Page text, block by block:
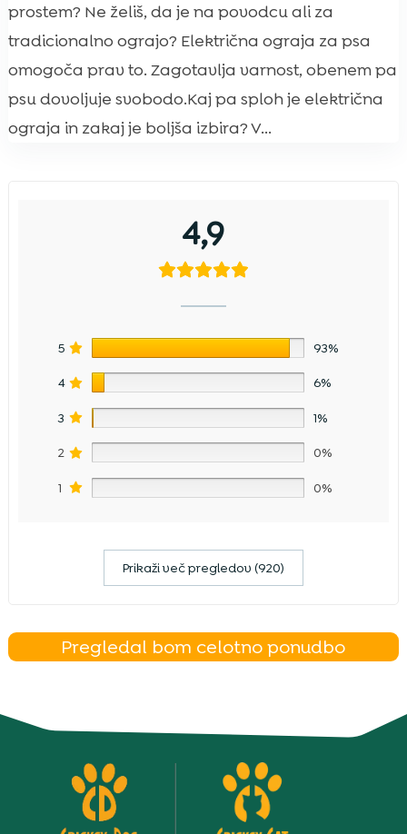
prostem? Ne želiš, da je na povodcu ali za
tradicionalno ograjo? Električna ograja za psa
omogoča prav to. Zagotavlja varnost, obenem pa
psu dovoljuje svobodo.Kaj pa sploh je električna
ograja in zakaj je boljša izbira? V...
4,9
5 93%
4 6%
3 1%
2 0%
1 0%
Prikaži več pregledov (920)
Pregledal bom celotno ponudbo